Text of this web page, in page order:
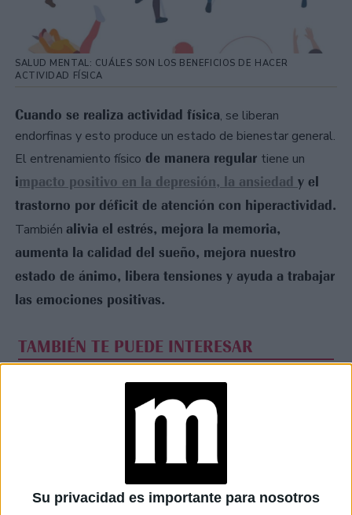
Su privacidad es importante para nosotros
SALUD MENTAL: CUÁLES SON LOS BENEFICIOS DE HACER
ACTIVIDAD FÍSICA
Cuando se realiza actividad física, se liberan
endorfinas y esto produce un estado de bienestar general.
El entrenamiento físico de manera regular tiene un
impacto positivo en la depresión, la ansiedad y el
trastorno por déficit de atención con hiperactividad.
También alivia el estrés, mejora la memoria,
aumenta la calidad del sueño, mejora nuestro
estado de ánimo, libera tensiones y ayuda a trabajar
las emociones positivas.
TAMBIÉN TE PUEDE INTERESAR
PELIGROS PARA LA
SALUD QUE DEBES
CONOCER
HÁBITOS Y
ALIMENTOS QUE
AYUDAN A
AUMENTAR LA